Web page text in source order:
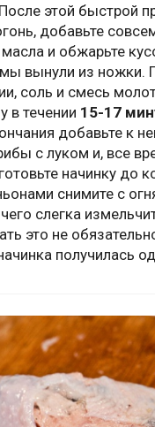
этой быстрой
добавьте
и обжарьте
вынули из ножки.
соль и смесь
в течении 15-17
добавьте к
с луком и, все
начинку до
снимите с
слегка
это не
получилась